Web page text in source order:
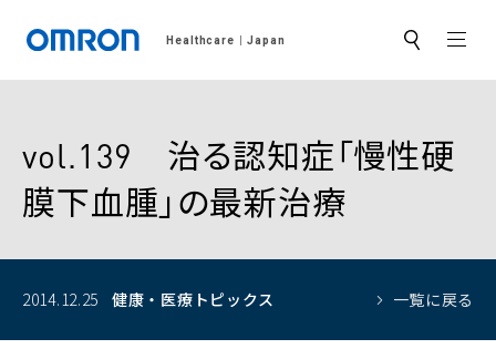
Healthcare Japan サ
ト
索
vol.139 治る認知症「慢性硬
膜下血腫」の最新治療
2014.12.25 健康・医療トピックス 一覧に戻る